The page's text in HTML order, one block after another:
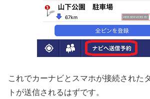
これでカーナビとスマホが接続された
トが送信されるはずです。